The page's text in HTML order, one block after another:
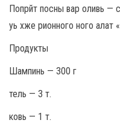
Попрйт посны вар оливь —
уь хже рионного ного алат
Продукты
Шампинь — 300 г
тель — 3 т.
ковь — 1 т.